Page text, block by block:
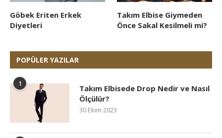
Göbek Eriten Erkek
Diyetleri
Takım Elbise Giymeden
Önce Sakal Kesilmeli mi?
POPÜLER YAZILAR
1
Takım Elbisede Drop Nedir ve Nasıl
Ölçülür?
30 Ekim 2023